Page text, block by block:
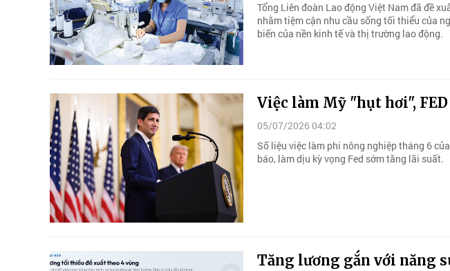
Tổng Liên đoàn Lao động Việt Nam đã đề
nhằm tiệm cận nhu cầu sống tối thiểu của
biến của nền kinh tế và thị trường lao động.
Việc làm Mỹ "hụt hơi",
05/07/2026 04:02
Số liệu việc làm phi nông nghiệp tháng 6
báo, làm dịu kỳ vọng Fed sớm tăng lãi suất.
Tăng lương gắn với năng